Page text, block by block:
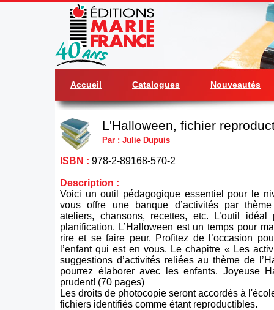
Accueil Catalogues Nouveautés
L'Halloween, fichier
Par : Julie Dupuis
ISBN : 978-2-89168-570-2
Description :
Voici un outil pédagogique essentiel pour le
vous offre une banque d’activités par thème
ateliers, chansons, recettes, etc. L’outil idéal
planification. L’Halloween est un temps pour
rire et se faire peur. Profitez de l’occasion
l’enfant qui est en vous. Le chapitre « Les
suggestions d’activités reliées au thème de
pourrez élaborer avec les enfants. Joyeuse
prudent! (70 pages)
Les droits de photocopie seront accordés à
fichiers identifiés comme étant reproductibles.